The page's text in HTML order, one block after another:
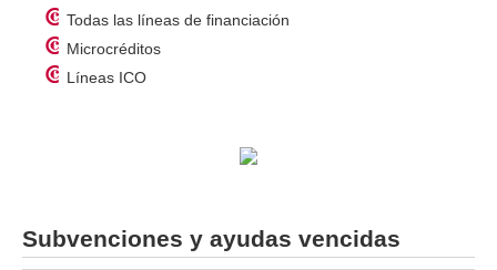
Todas las líneas de financiación
Microcréditos
Líneas ICO
Subvenciones y ayudas vencidas